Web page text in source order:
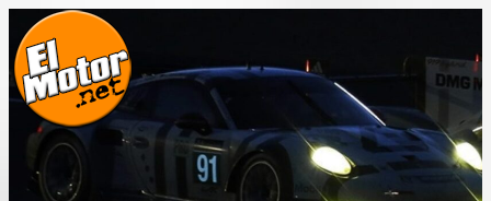
Saltar
contenido
El Motor punto Net
Información sobre novedades y pruebas de Automóviles